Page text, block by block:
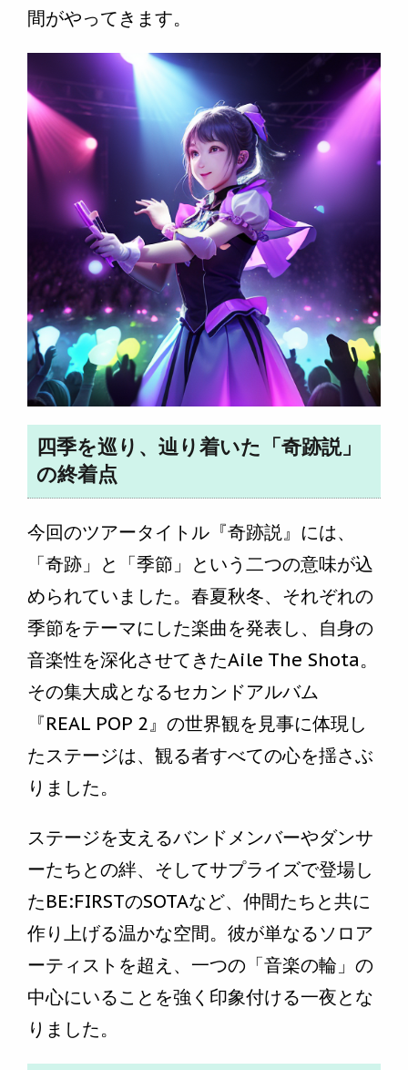
間がやってきます。
四季を巡り、辿り着いた「奇跡説」
の終着点
今回のツアータイトル『奇跡説』には、
「奇跡」と「季節」という二つの意味が込
められていました。春夏秋冬、それぞれの
季節をテーマにした楽曲を発表し、自身の
音楽性を深化させてきたAile The Shota。
その集大成となるセカンドアルバム
『REAL POP 2』の世界観を見事に体現し
たステージは、観る者すべての心を揺さぶ
りました。
ステージを支えるバンドメンバーやダンサ
ーたちとの絆、そしてサプライズで登場し
たBE:FIRSTのSOTAなど、仲間たちと共に
作り上げる温かな空間。彼が単なるソロア
ーティストを超え、一つの「音楽の輪」の
中心にいることを強く印象付ける一夜とな
りました。